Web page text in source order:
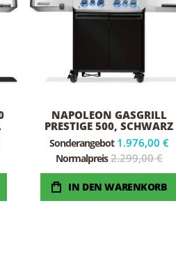
NAPOLEON GASGRILL
PRESTIGE 500, SCHWARZ
Sonderangebot 1.976,00 €
Normalpreis 2.299,00 €
IN DEN WARENKORB